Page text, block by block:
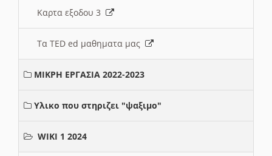
Καρτα εξοδου 3
Τα TED ed μαθηματα μας
ΜΙΚΡΗ ΕΡΓΑΣΙΑ 2022-2023
Υλικο που στηριζει "ψαξιμο"
WIKI 1 2024